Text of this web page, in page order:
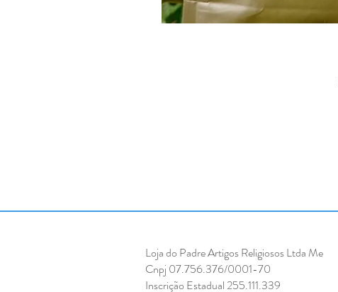
Loja do Padre Artigos Religiosos Ltda Me
Cnpj 07.756.376/0001-70
Inscrição Estadual 255.111.339